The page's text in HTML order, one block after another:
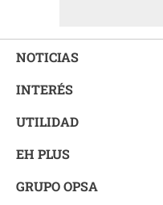
NOTICIAS
INTERÉS
UTILIDAD
EH PLUS
GRUPO OPSA